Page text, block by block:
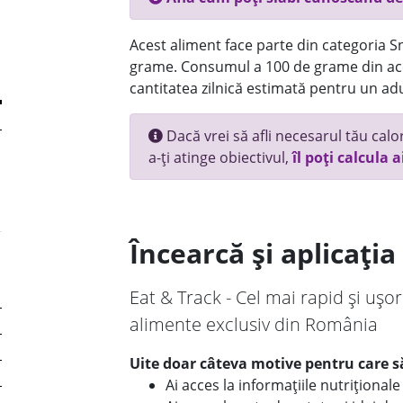
Acest aliment face parte din categoria
grame. Consumul a 100 de grame din
cantitatea zilnică estimată pentru un
Dacă vrei să afli necesarul tău
a-ți atinge obiectivul,îl poți calcula
Încearcă și
Eat & Track - Cel mai rapid și
alimente exclusiv din România
Uite doar câteva motive pentru care
Ai acces la informațiile